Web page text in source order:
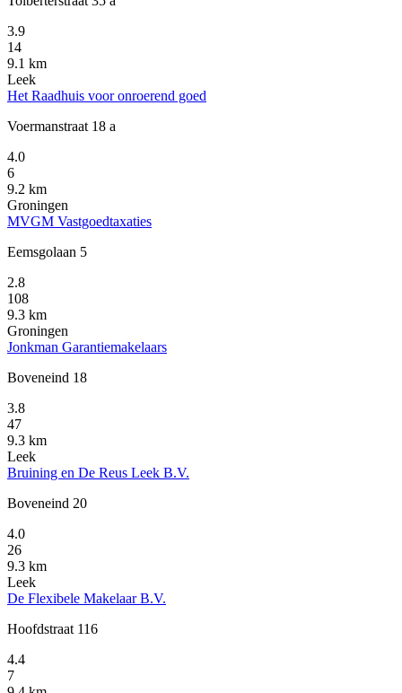
3.9
14
9.1 km
Leek
Het Raadhuis voor onroerend goed
Voermanstraat 18 a
4.0
6
9.2 km
Groningen
MVGM Vastgoedtaxaties
Eemsgolaan 5
2.8
108
9.3 km
Groningen
Jonkman Garantiemakelaars
Boveneind 18
3.8
47
9.3 km
Leek
Bruining en De Reus Leek B.V.
Boveneind 20
4.0
26
9.3 km
Leek
De Flexibele Makelaar B.V.
Hoofdstraat 116
4.4
7